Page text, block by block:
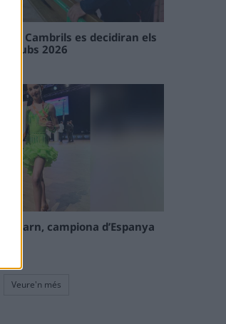
i Cambrils es decidiran els
2026
Talarn, campiona d’Espanya
Veure'n més